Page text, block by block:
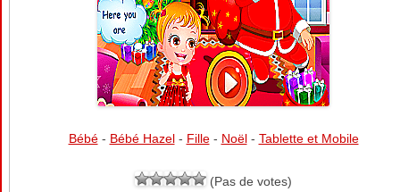
Bébé- Bébé Hazel- Fille- Noël- Tablette et Mobile
(Pas de votes)